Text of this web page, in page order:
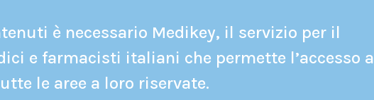
è necessario Medikey, il servizio per il
e farmacisti italiani che permette l’accesso a
le aree a loro riservate.